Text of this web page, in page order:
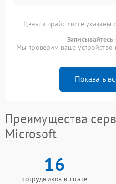
Цены в прайс-листе указаны
Записывайтесь
Мы проверим ваше устройство
Показать
Преимущества
Microsoft
16
сотрудников в штате